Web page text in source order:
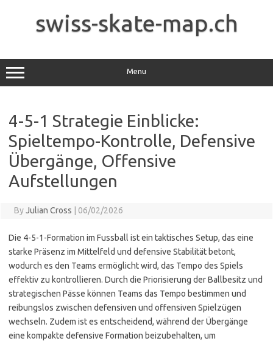
swiss-skate-map.ch
Menu
4-5-1 Strategie Einblicke:
Spieltempo-Kontrolle, Defensive
Übergänge, Offensive
Aufstellungen
ByJulian Cross 06/02/2026
Die 4-5-1-Formation im Fussball ist ein taktisches Setup, das eine
starke Präsenz im Mittelfeld und defensive Stabilität betont,
wodurch es den Teams ermöglicht wird, das Tempo des Spiels
effektiv zu kontrollieren. Durch die Priorisierung der Ballbesitz und
strategischen Pässe können Teams das Tempo bestimmen und
reibungslos zwischen defensiven und offensiven Spielzügen
wechseln. Zudem ist es entscheidend, während der Übergänge
eine kompakte defensive Formation beizubehalten, um